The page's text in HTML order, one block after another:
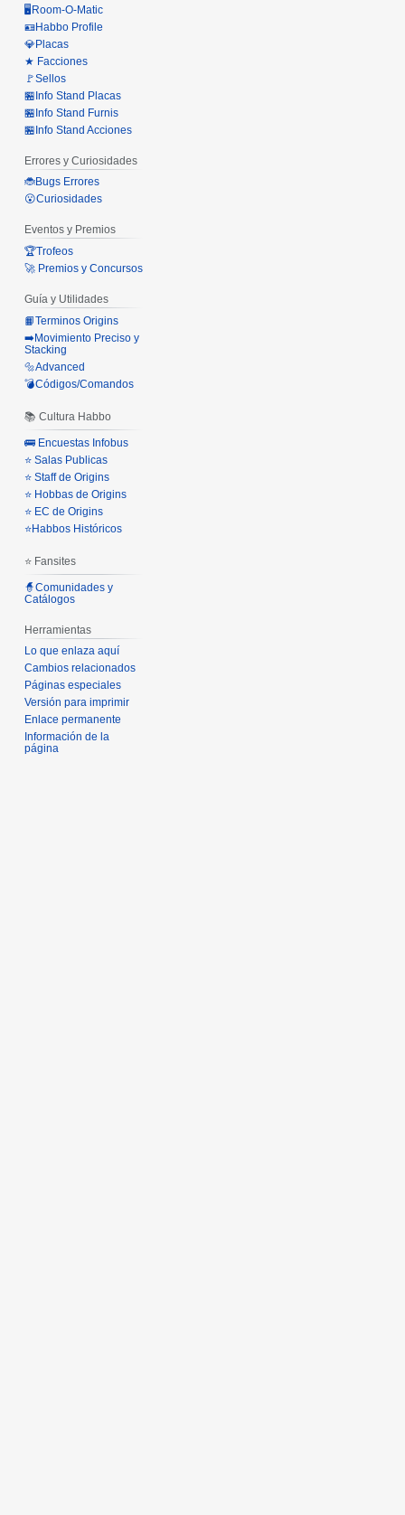
🖥️Room-O-Matic
🪪Habbo Profile
💎Placas
★ Facciones
🚩Sellos
🏪Info Stand Placas
🏪Info Stand Furnis
🏪Info Stand Acciones
Errores y Curiosidades
🐞Bugs Errores
😮Curiosidades
Eventos y Premios
🏆Trofeos
🚀 Premios y Concursos
Guía y Utilidades
📙Terminos Origins
➡️Movimiento Preciso y
Stacking
🔩Advanced
💣Códigos/Comandos
📚 Cultura Habbo
🚌 Encuestas Infobus
⭐ Salas Publicas
⭐ Staff de Origins
⭐ Hobbas de Origins
⭐ EC de Origins
⭐Habbos Históricos
⭐ Fansites
🧙Comunidades y
Catálogos
Herramientas
Lo que enlaza aquí
Cambios relacionados
Páginas especiales
Versión para imprimir
Enlace permanente
Información de la
página